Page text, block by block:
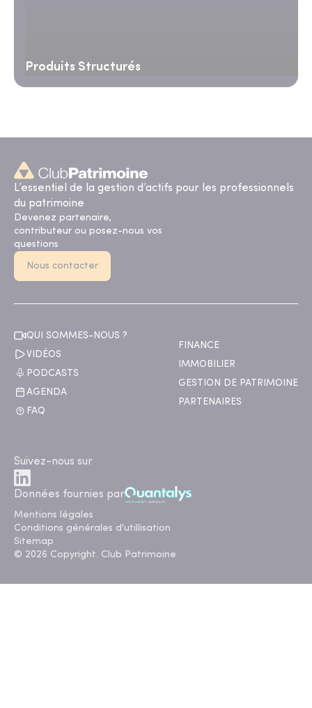
Produits Structurés
L’essentiel de la gestion d’actifs pour les professionnels
du patrimoine
Devenez partenaire,
contributeur ou posez-nous vos
questions
Nous contacter
QUI SOMMES-NOUS ?
VIDÉOS
PODCASTS
AGENDA
FAQ
FINANCE
IMMOBILIER
GESTION DE PATRIMOINE
PARTENAIRES
Suivez-nous sur
Données fournies par
Mentions légales
Conditions générales d'utillisation
Sitemap
© 2026 Copyright. Club Patrimoine